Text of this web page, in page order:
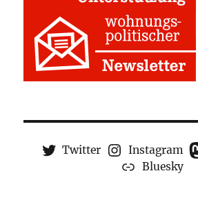
Twitter Instagram
Bluesky